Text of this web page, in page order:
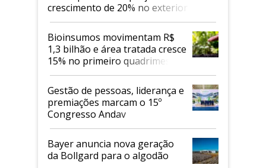
crescimento de 20% no exterior
Bioinsumos movimentam R$
1,3 bilhão e área tratada cresce
15% no primeiro quadrimestre
de 2026
Gestão de pessoas, liderança e
premiações marcam o 15º
Congresso Andav
Bayer anuncia nova geração
da Bollgard para o algodão